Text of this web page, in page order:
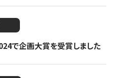
で企画大賞を受賞しました